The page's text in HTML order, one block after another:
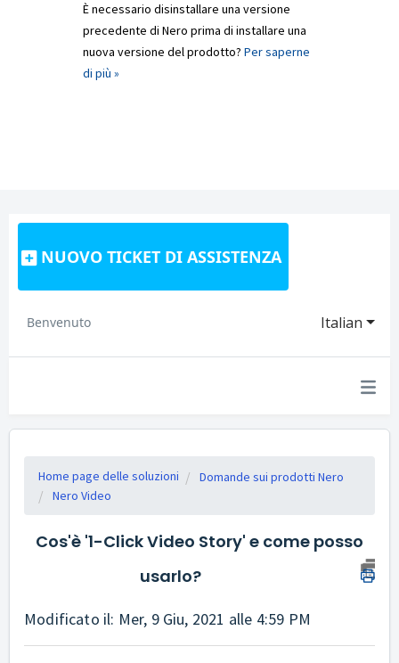
È necessario disinstallare una versione
precedente di Nero prima di installare una
nuova versione del prodotto? Per saperne
di più »
NUOVO TICKET DI ASSISTENZA
Italian
Benvenuto
Home page delle soluzioni
Domande sui prodotti Nero
Nero Video
Cos'è '1-Click Video Story' e come posso
usarlo?
Modificato il: Mer, 9 Giu, 2021 alle 4:59 PM